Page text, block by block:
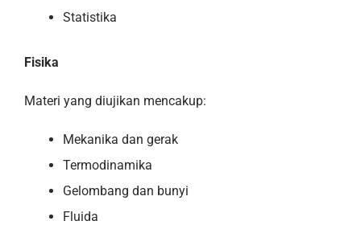
Statistika
Fisika
Materi yang diujikan mencakup:
Mekanika dan gerak
Termodinamika
Gelombang dan bunyi
Fluida